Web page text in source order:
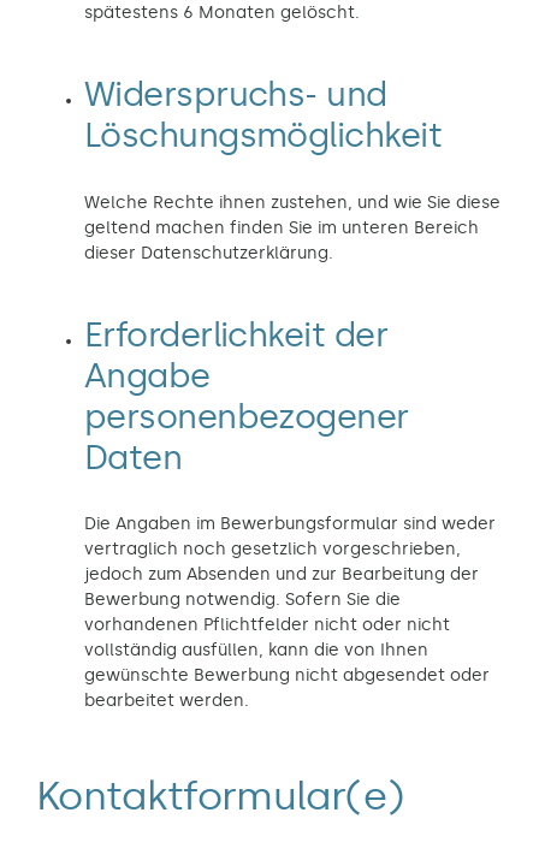
spätestens 6 Monaten gelöscht.
Widerspruchs- und
Löschungsmöglichkeit
Welche Rechte ihnen zustehen, und wie Sie diese
geltend machen finden Sie im unteren Bereich
dieser Datenschutzerklärung.
Erforderlichkeit der
Angabe
personenbezogener
Daten
Die Angaben im Bewerbungsformular sind weder
vertraglich noch gesetzlich vorgeschrieben,
jedoch zum Absenden und zur Bearbeitung der
Bewerbung notwendig. Sofern Sie die
vorhandenen Pflichtfelder nicht oder nicht
vollständig ausfüllen, kann die von Ihnen
gewünschte Bewerbung nicht abgesendet oder
bearbeitet werden.
Kontaktformular(e)